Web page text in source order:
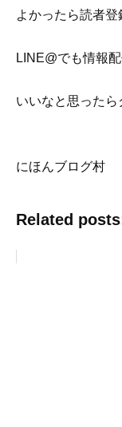
よかったら読者登
LINE@でも情報
いいなと思った
にほんブログ村
Related